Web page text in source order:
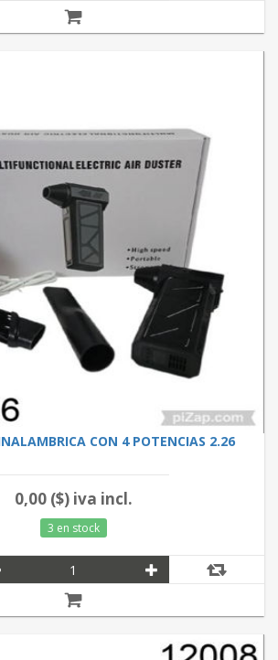
CON 4 POTENCIAS 2.26
0,00 ($) iva incl.
3 en stock